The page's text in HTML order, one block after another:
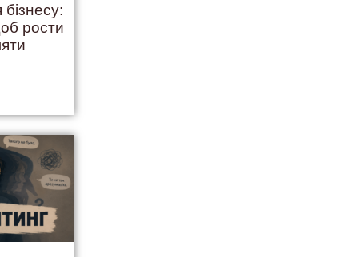
рости